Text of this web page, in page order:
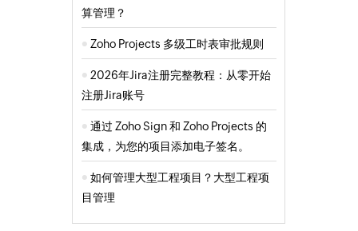
算管理？
Zoho Projects 多级工时表审批规则
2026年Jira注册完整教程：从零开始
注册Jira账号
通过 Zoho Sign 和 Zoho Projects 的
集成，为您的项目添加电子签名。
如何管理大型工程项目？大型工程项
目管理